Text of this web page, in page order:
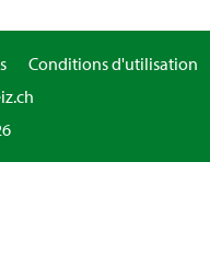
Conditions d'utilisation